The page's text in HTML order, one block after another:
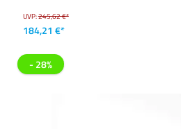
UVP:245,62 €*
184,21 €*
- 28%